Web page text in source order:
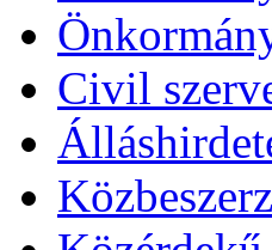
Civil